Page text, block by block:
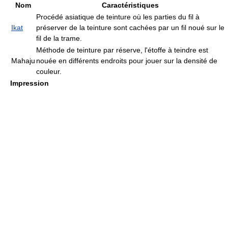
Nom
Caractéristiques
Ikat
Procédé asiatique de teinture où les parties du fil à
préserver de la teinture sont cachées par un fil noué sur le
fil de la trame.
Mahaju
Méthode de teinture par réserve, l'étoffe à teindre est
nouée en différents endroits pour jouer sur la densité de
couleur.
Impression